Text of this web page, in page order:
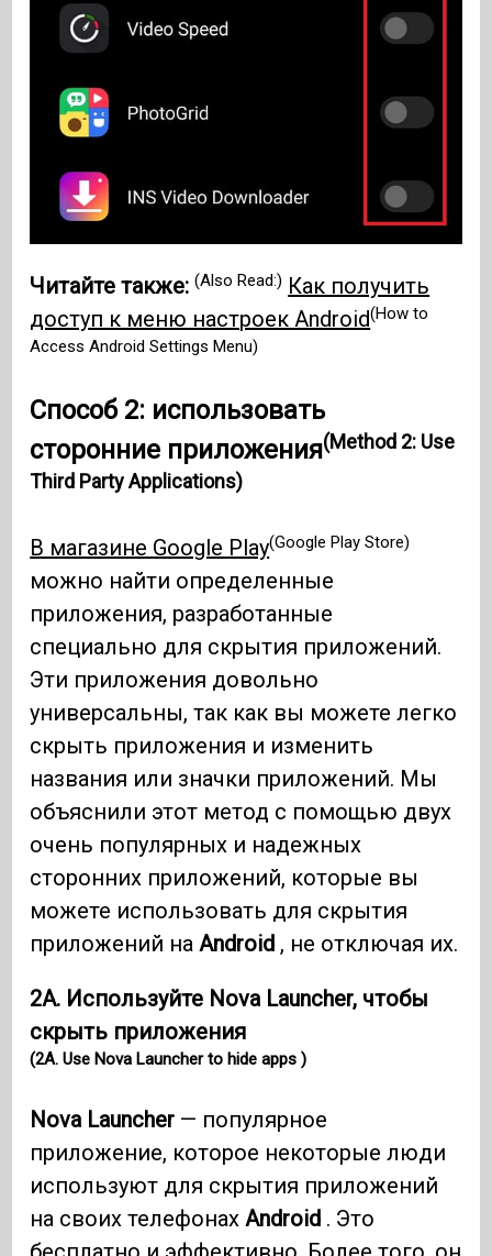
Читайте также:(Also Read:) Как получить
доступ к меню настроек Android(How to
Access Android Settings Menu)
Способ 2: использовать
сторонние приложения(Method 2: Use
Third Party Applications)
В магазине Google Play(Google Play Store)
можно найти определенные
приложения, разработанные
специально для скрытия приложений.
Эти приложения довольно
универсальны, так как вы можете легко
скрыть приложения и изменить
названия или значки приложений. Мы
объяснили этот метод с помощью двух
очень популярных и надежных
сторонних приложений, которые вы
можете использовать для скрытия
приложений наAndroid , не отключая их.
2А. Используйте Nova Launcher, чтобы
скрыть приложения
(2A. Use Nova Launcher to hide apps )
Nova Launcher — популярное
приложение, которое некоторые люди
используют для скрытия приложений
на своих телефонахAndroid . Это